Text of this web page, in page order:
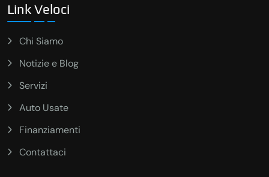
Link Veloci
Chi Siamo
Notizie e Blog
Servizi
Auto Usate
Finanziamenti
Contattaci